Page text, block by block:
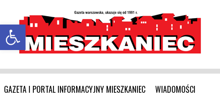
Otwórz pasek narzędzi
GAZETA I PORTAL INFORMACYJNY MIESZKANIEC
WIADOMOŚCI